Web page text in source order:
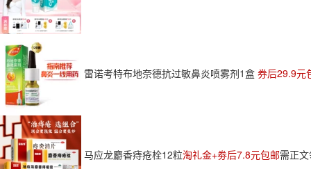
雷诺考特布地奈德抗过敏鼻炎喷雾剂1盒 券后29.9元
马应龙麝香痔疮栓12粒淘礼金+劵后7.8元包邮需正